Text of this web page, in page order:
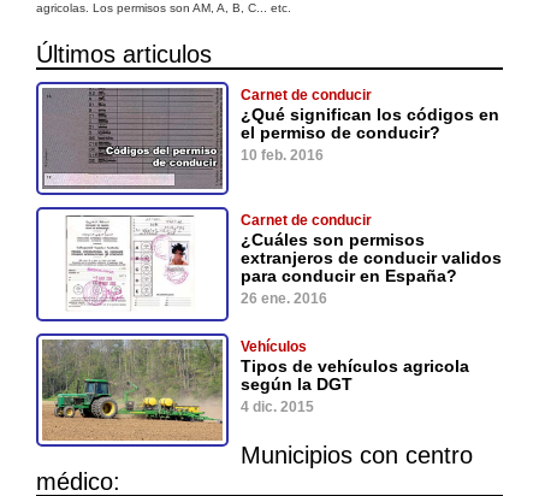
agricolas. Los permisos son AM, A, B, C... etc.
Últimos articulos
Carnet de conducir
¿Qué significan los códigos en
el permiso de conducir?
10 feb. 2016
Carnet de conducir
¿Cuáles son permisos
extranjeros de conducir validos
para conducir en España?
26 ene. 2016
Vehículos
Tipos de vehículos agricola
según la DGT
4 dic. 2015
Municipios con centro
médico: